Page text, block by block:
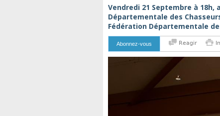
Vendredi 21 Septembre à 18h,
Départementale des
Fédération Départementale
Abonnez-vous Reagir